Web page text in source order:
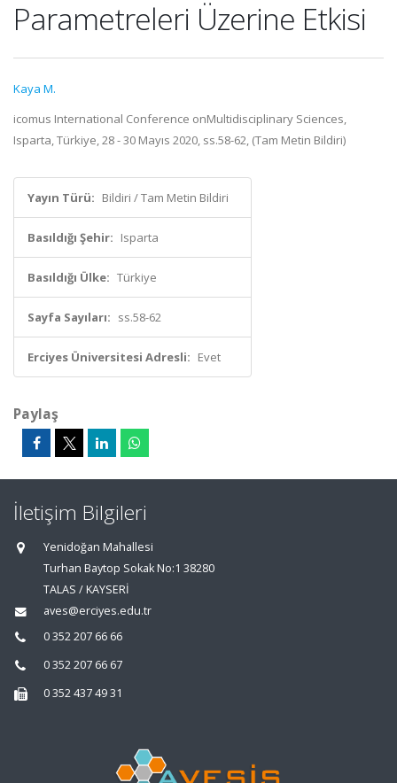
Parametreleri Üzerine Etkisi
Kaya M.
icomus International Conference onMultidisciplinary Sciences,
Isparta, Türkiye, 28 - 30 Mayıs 2020, ss.58-62, (Tam Metin Bildiri)
Yayın Türü: Bildiri / Tam Metin Bildiri
Basıldığı Şehir: Isparta
Basıldığı Ülke: Türkiye
Sayfa Sayıları: ss.58-62
Erciyes Üniversitesi Adresli: Evet
Paylaş
İletişim Bilgileri
Yenidoğan Mahallesi
Turhan Baytop Sokak No:1 38280
TALAS / KAYSERİ
aves@erciyes.edu.tr
0 352 207 66 66
0 352 207 66 67
0 352 437 49 31